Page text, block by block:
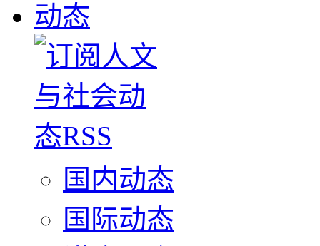
动态
国内动态
国际动态